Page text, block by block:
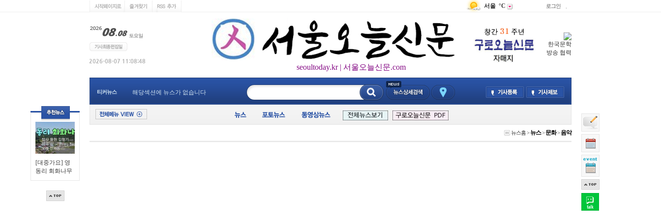
[대중가요] 영
동리 회화나무
서울 °C 로그인
seoultoday.kr | 서울오늘신문.com
한국문학
방송 협력
티커뉴스 해당섹션에 뉴스가 없습니다
뉴스홈>뉴스>문화>음악